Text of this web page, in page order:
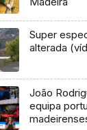
Super
alterada
João
equipa